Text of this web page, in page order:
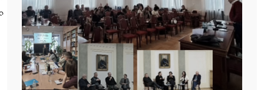
Poczta ibl.waw.pl
Kontakt